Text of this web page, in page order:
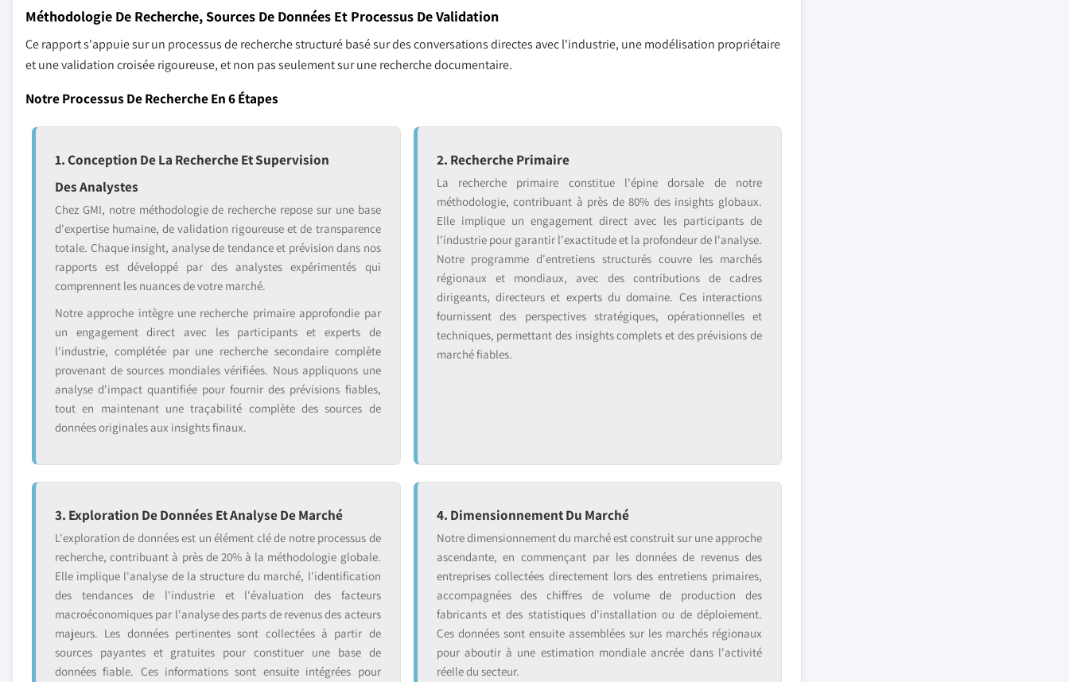
Méthodologie De Recherche, Sources De Données Et Processus De Validation
Ce rapport s'appuie sur un processus de recherche structuré basé sur des conversations directes avec l'industrie, une modélisation propriétaire
et une validation croisée rigoureuse, et non pas seulement sur une recherche documentaire.
Notre Processus De Recherche En 6 Étapes
1. Conception De La Recherche Et Supervision
Des Analystes
Chez GMI, notre méthodologie de recherche repose sur une base
d'expertise humaine, de validation rigoureuse et de transparence
totale. Chaque insight, analyse de tendance et prévision dans nos
rapports est développé par des analystes expérimentés qui
comprennent les nuances de votre marché.
Notre approche intègre une recherche primaire approfondie par
un engagement direct avec les participants et experts de
l'industrie, complétée par une recherche secondaire complète
provenant de sources mondiales vérifiées. Nous appliquons une
analyse d'impact quantifiée pour fournir des prévisions fiables,
tout en maintenant une traçabilité complète des sources de
données originales aux insights finaux.
2. Recherche Primaire
La recherche primaire constitue l'épine dorsale de notre
méthodologie, contribuant à près de 80% des insights globaux.
Elle implique un engagement direct avec les participants de
l'industrie pour garantir l'exactitude et la profondeur de l'analyse.
Notre programme d'entretiens structurés couvre les marchés
régionaux et mondiaux, avec des contributions de cadres
dirigeants, directeurs et experts du domaine. Ces interactions
fournissent des perspectives stratégiques, opérationnelles et
techniques, permettant des insights complets et des prévisions de
marché fiables.
3. Exploration De Données Et Analyse De Marché
L'exploration de données est un élément clé de notre processus de
recherche, contribuant à près de 20% à la méthodologie globale.
Elle implique l'analyse de la structure du marché, l'identification
des tendances de l'industrie et l'évaluation des facteurs
macroéconomiques par l'analyse des parts de revenus des acteurs
majeurs. Les données pertinentes sont collectées à partir de
sources payantes et gratuites pour constituer une base de
données fiable. Ces informations sont ensuite intégrées pour
4. Dimensionnement Du Marché
Notre dimensionnement du marché est construit sur une approche
ascendante, en commençant par les données de revenus des
entreprises collectées directement lors des entretiens primaires,
accompagnées des chiffres de volume de production des
fabricants et des statistiques d'installation ou de déploiement.
Ces données sont ensuite assemblées sur les marchés régionaux
pour aboutir à une estimation mondiale ancrée dans l'activité
réelle du secteur.